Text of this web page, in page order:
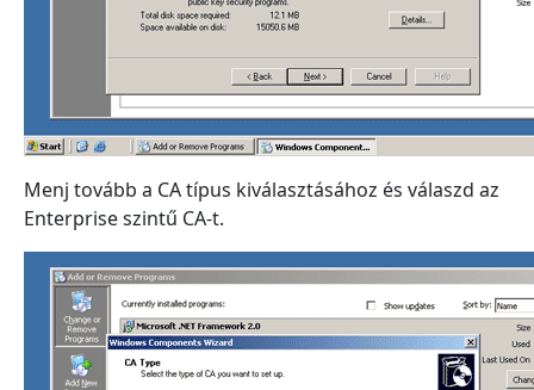
Menj tovább a CA típus kiválasztásához és válaszd az
Enterprise szintű CA-t.